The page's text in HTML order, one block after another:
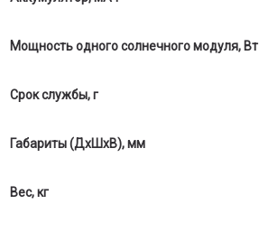
Мощность одного солнечного модуля, Вт
Срок службы, г
Габариты (ДхШхВ), мм
Вес, кг